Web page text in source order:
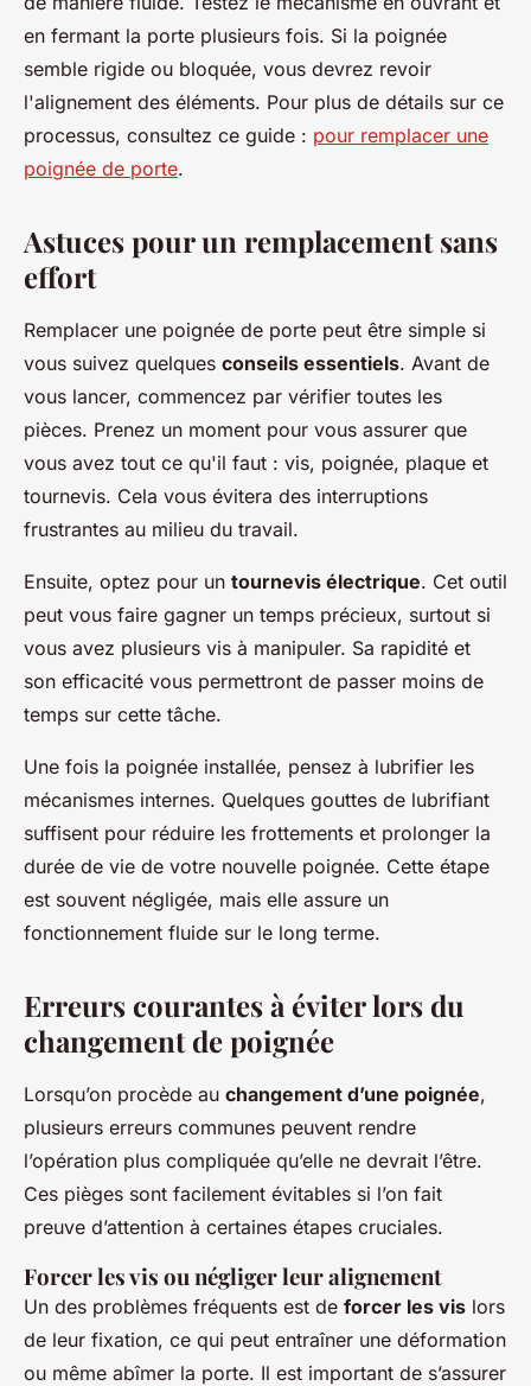
en fermant la porte plusieurs fois. Si la poignée
semble rigide ou bloquée, vous devrez revoir
l'alignement des éléments. Pour plus de détails sur ce
processus, consultez ce guide : pour remplacer une
poignée de porte.
Astuces pour un remplacement sans
effort
Remplacer une poignée de porte peut être simple si
vous suivez quelques conseils essentiels. Avant de
vous lancer, commencez par vérifier toutes les
pièces. Prenez un moment pour vous assurer que
vous avez tout ce qu'il faut : vis, poignée, plaque et
tournevis. Cela vous évitera des interruptions
frustrantes au milieu du travail.
Ensuite, optez pour un tournevis électrique. Cet outil
peut vous faire gagner un temps précieux, surtout si
vous avez plusieurs vis à manipuler. Sa rapidité et
son efficacité vous permettront de passer moins de
temps sur cette tâche.
Une fois la poignée installée, pensez à lubrifier les
mécanismes internes. Quelques gouttes de lubrifiant
suffisent pour réduire les frottements et prolonger la
durée de vie de votre nouvelle poignée. Cette étape
est souvent négligée, mais elle assure un
fonctionnement fluide sur le long terme.
Erreurs courantes à éviter lors du
changement de poignée
Lorsqu’on procède au changement d’une poignée,
plusieurs erreurs communes peuvent rendre
l’opération plus compliquée qu’elle ne devrait l’être.
Ces pièges sont facilement évitables si l’on fait
preuve d’attention à certaines étapes cruciales.
Forcer les vis ou négliger leur alignement
Un des problèmes fréquents est de forcer les vis lors
de leur fixation, ce qui peut entraîner une déformation
ou même abîmer la porte. Il est important de s’assurer